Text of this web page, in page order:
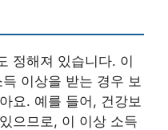
정해져 있습니다. 이
이상을 받는 경우 보
요. 예를 들어, 건강보
으므로, 이 이상 소득